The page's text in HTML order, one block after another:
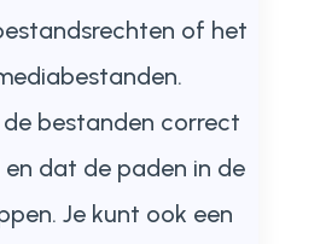
of het
bestanden correct
dat de paden in de
Je kunt ook een